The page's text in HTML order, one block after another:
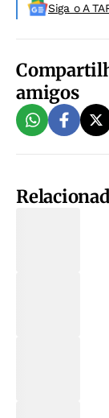
Siga o A
amigos